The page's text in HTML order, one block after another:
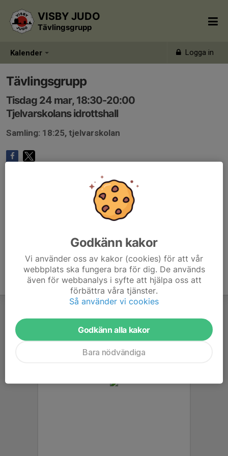
Kalender Logga in
VISBY JUDO
Tävlingsgrupp
Tävlingsgrupp
Tisdag 24 mar, 18:30-20:00
Tjelvarskolans idrottshall
Samling: 18:25, tjelvarskolan
Godkänn kakor
Vi använder oss av kakor (cookies) för att vår
webbplats ska fungera bra för dig. De används
även för webbanalys i syfte att hjälpa oss att
förbättra våra tjänster.
Så använder vi cookies
Godkänn alla kakor
Bara nödvändiga